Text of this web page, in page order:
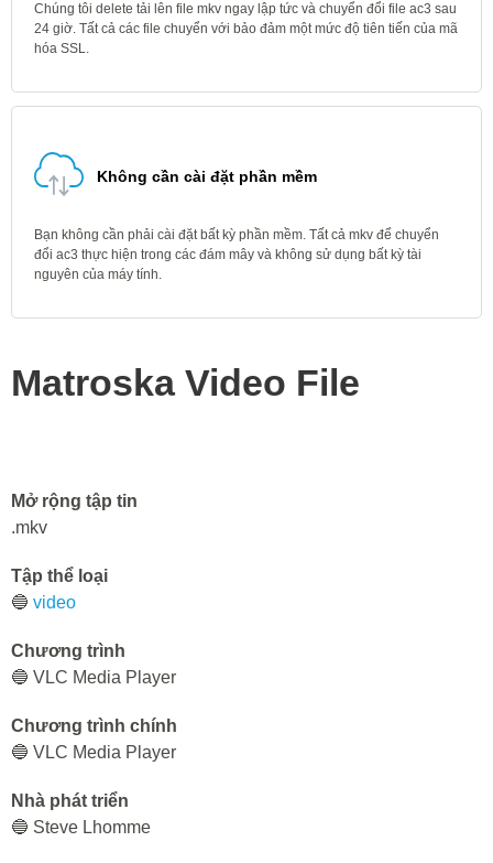
Chúng tôi delete tải lên file mkv ngay lập tức và chuyển đổi file ac3 sau
24 giờ. Tất cả các file chuyển với bảo đảm một mức độ tiên tiến của mã
hóa SSL.
Không cần cài đặt phần mềm
Bạn không cần phải cài đặt bất kỳ phần mềm. Tất cả mkv để chuyển
đổi ac3 thực hiện trong các đám mây và không sử dụng bất kỳ tài
nguyên của máy tính.
Matroska Video File
Mở rộng tập tin
.mkv
Tập thể loại
🔵 video
Chương trình
🔵 VLC Media Player
Chương trình chính
🔵 VLC Media Player
Nhà phát triển
🔵 Steve Lhomme